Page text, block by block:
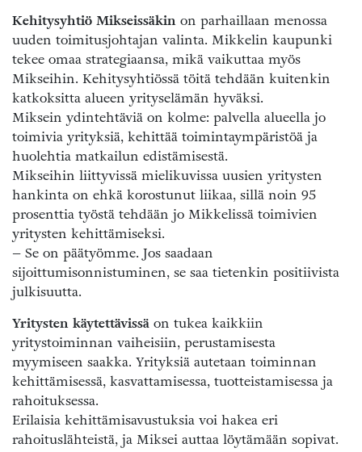
Kehitysyhtiö Mikseissäkin on parhaillaan menossa
uuden toimitusjohtajan valinta. Mikkelin kaupunki
tekee omaa strategiaansa, mikä vaikuttaa myös
Mikseihin. Kehitysyhtiössä töitä tehdään kuitenkin
katkoksitta alueen yrityselämän hyväksi.
Miksein ydintehtäviä on kolme: palvella alueella jo
toimivia yrityksiä, kehittää toimintaympäristöä ja
huolehtia matkailun edistämisestä.
Mikseihin liittyvissä mielikuvissa uusien yritysten
hankinta on ehkä korostunut liikaa, sillä noin 95
prosenttia työstä tehdään jo Mikkelissä toimivien
yritysten kehittämiseksi.
– Se on päätyömme. Jos saadaan
sijoittumisonnistuminen, se saa tietenkin positiivista
julkisuutta.
Yritysten käytettävissä on tukea kaikkiin
yritystoiminnan vaiheisiin, perustamisesta
myymiseen saakka. Yrityksiä autetaan toiminnan
kehittämisessä, kasvattamisessa, tuotteistamisessa ja
rahoituksessa.
Erilaisia kehittämisavustuksia voi hakea eri
rahoituslähteistä, ja Miksei auttaa löytämään sopivat.